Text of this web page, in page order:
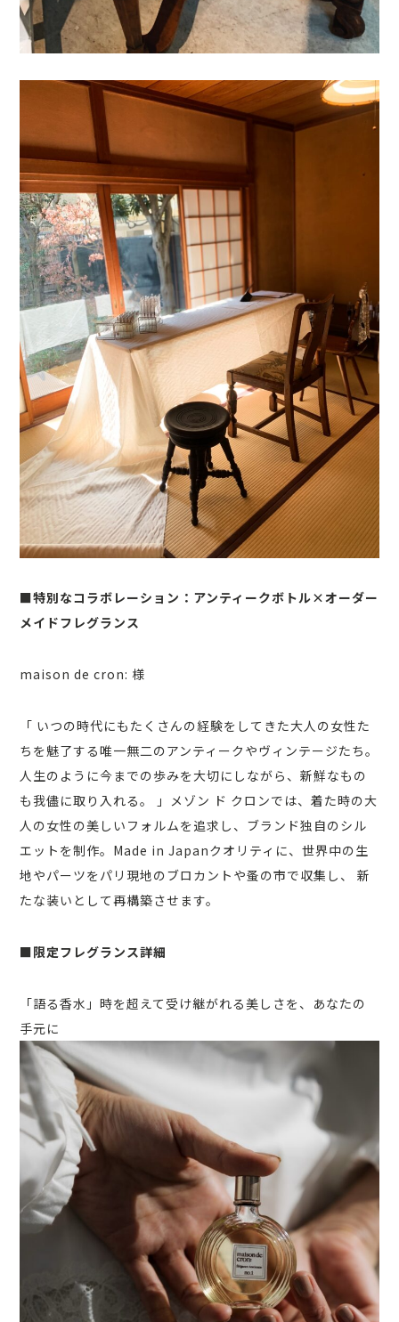
■特別なコラボレーション：アンティークボトル×オーダー
メイドフレグランス
maison de cron: 様
「 いつの時代にもたくさんの経験をしてきた大人の女性た
ちを魅了する唯一無二のアンティークやヴィンテージたち。
人生のように今までの歩みを大切にしながら、新鮮なもの
も我儘に取り入れる。 」メゾン ド クロンでは、着た時の大
人の女性の美しいフォルムを追求し、ブランド独自のシル
エットを制作。Made in Japanクオリティに、世界中の生
地やパーツをパリ現地のブロカントや蚤の市で収集し、 新
たな装いとして再構築させます。
■限定フレグランス詳細
「語る香水」時を超えて受け継がれる美しさを、あなたの
手元に